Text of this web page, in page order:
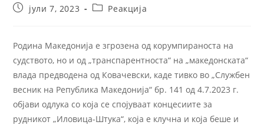
јули 7, 2023 Реакција
Родина Македонија е згрозена од корумпираноста на
судството, но и од „транспарентноста“ на „македонската“
влада предводена од Ковачевски, каде тивко во „Службен
весник на Република Македонија“ бр. 141 од 4.7.2023 г.
објави одлука со која се спојуваат концесиите за
рудникот „Иловица-Штука“, која е клучна и која беше и